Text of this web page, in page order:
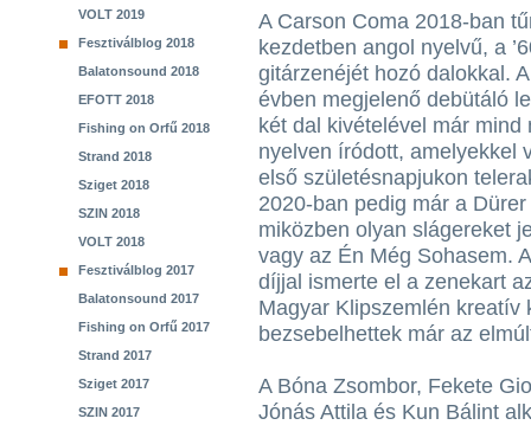
VOLT 2019
Fesztiválblog 2018
Balatonsound 2018
EFOTT 2018
Fishing on Orfű 2018
Strand 2018
Sziget 2018
SZIN 2018
VOLT 2018
Fesztiválblog 2017
Balatonsound 2017
Fishing on Orfű 2017
Strand 2017
Sziget 2017
SZIN 2017
A Carson Coma 2018-ban
kezdetben angol nyelvű, a
gitárzenéjét hozó dalokkal.
évben megjelenő debütáló
két dal kivételével már mind
nyelven íródott, amelyekkel
első születésnapjukon
2020-ban pedig már a
miközben olyan slágereket
vagy az Én Még Sohasem.
díjjal ismerte el a zenekart
Magyar Klipszemlén kreatív
bezsebelhettek már az
A Bóna Zsombor, Fekete
Jónás Attila és Kun Bálint